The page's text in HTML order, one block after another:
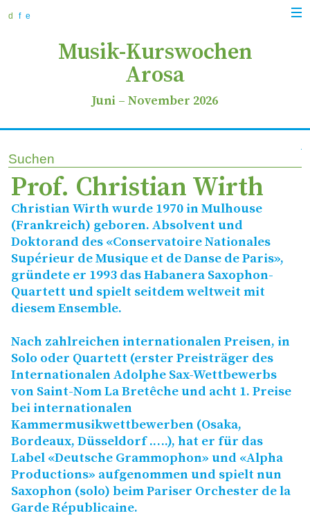
d f e
Musik-Kurswochen
Arosa
Juni – November 2026
Suchen
Prof. Christian Wirth
Christian Wirth wurde 1970 in Mulhouse
(Frankreich) geboren. Absolvent und
Doktorand des «Conservatoire Nationales
Supérieur de Musique et de Danse de Paris»,
gründete er 1993 das Habanera Saxophon-
Quartett und spielt seitdem weltweit mit
diesem Ensemble.
Nach zahlreichen internationalen Preisen, in
Solo oder Quartett (erster Preisträger des
Internationalen Adolphe Sax-Wettbewerbs
von Saint-Nom La Bretêche und acht 1. Preise
bei internationalen
Kammermusikwettbewerben (Osaka,
Bordeaux, Düsseldorf .….), hat er für das
Label «Deutsche Grammophon» und «Alpha
Productions» aufgenommen und spielt nun
Saxophon (solo) beim Pariser Orchester de la
Garde Républicaine.